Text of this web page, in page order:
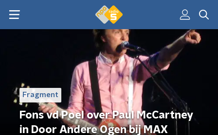
Fragment
Fons vd Poel over Paul McCartney
in Door Andere Ogen bij MAX